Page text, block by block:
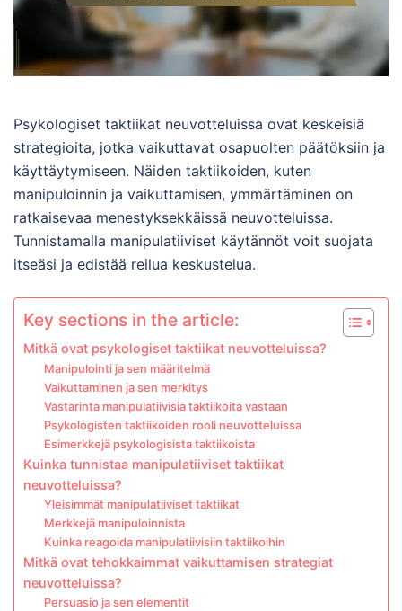
Psykologiset taktiikat neuvotteluissa ovat keskeisiä
strategioita, jotka vaikuttavat osapuolten päätöksiin ja
käyttäytymiseen. Näiden taktiikoiden, kuten
manipuloinnin ja vaikuttamisen, ymmärtäminen on
ratkaisevaa menestyksekkäissä neuvotteluissa.
Tunnistamalla manipulatiiviset käytännöt voit suojata
itseäsi ja edistää reilua keskustelua.
Key sections in the article:
Mitkä ovat psykologiset taktiikat neuvotteluissa?
Manipulointi ja sen määritelmä
Vaikuttaminen ja sen merkitys
Vastarinta manipulatiivisia taktiikoita vastaan
Psykologisten taktiikoiden rooli neuvotteluissa
Esimerkkejä psykologisista taktiikoista
Kuinka tunnistaa manipulatiiviset taktiikat
neuvotteluissa?
Yleisimmät manipulatiiviset taktiikat
Merkkejä manipuloinnista
Kuinka reagoida manipulatiivisiin taktiikoihin
Mitkä ovat tehokkaimmat vaikuttamisen strategiat
neuvotteluissa?
Persuasio ja sen elementit